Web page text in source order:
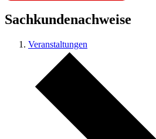
Sachkundenachweise
Veranstaltungen